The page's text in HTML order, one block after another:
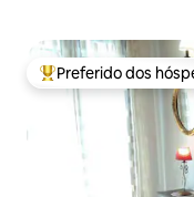
Entre os melhores
Preferido dos